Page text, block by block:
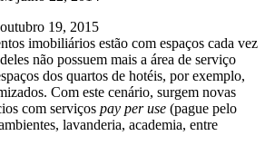
19, 2015
imobiliários estão com espaços cada vez
não possuem mais a área de serviço
dos quartos de hotéis, por exemplo,
Com este cenário, surgem novas
com serviços pay per use (pague pelo
lavanderia, academia, entre